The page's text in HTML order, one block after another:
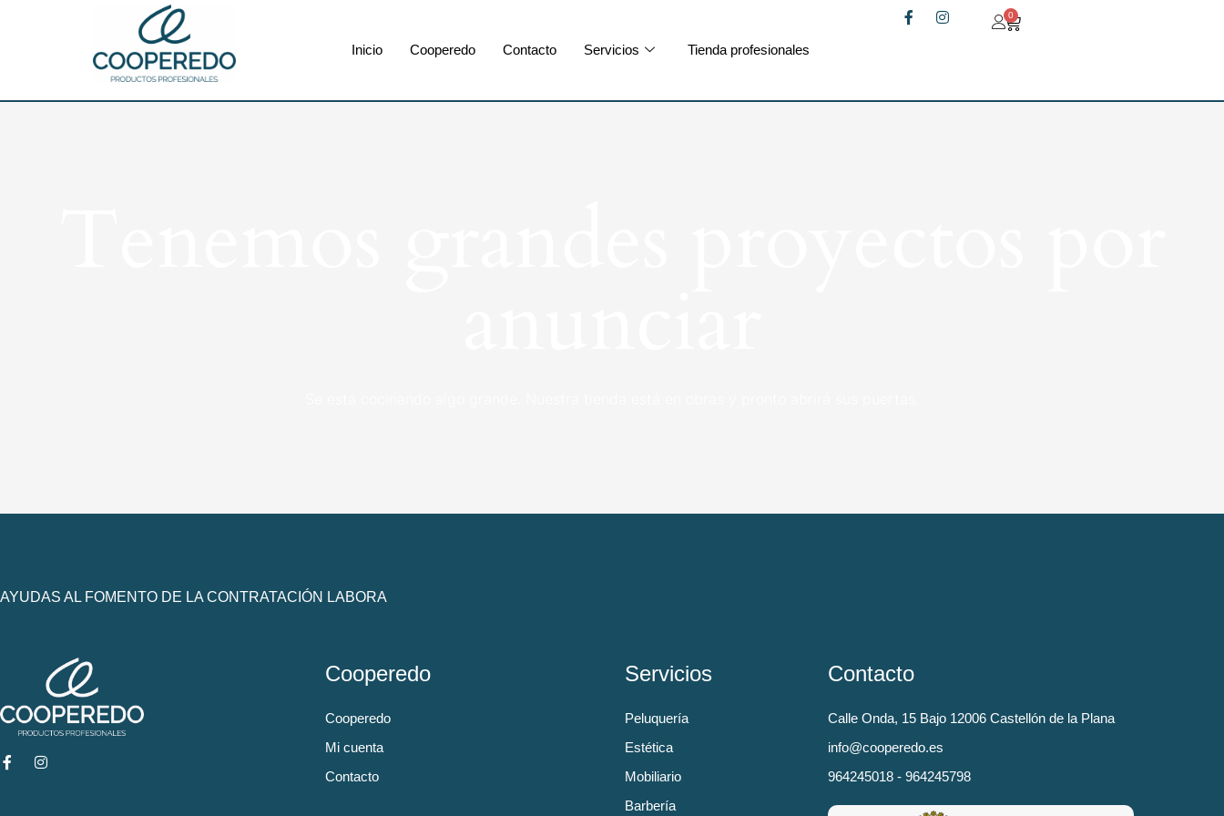
Inicio Cooperedo Contacto Servicios Tienda profesionales
0
AYUDAS AL FOMENTO DE LA CONTRATACIÓN LABORA
Cooperedo
Cooperedo
Mi cuenta
Contacto
Servicios
Peluquería
Estética
Mobiliario
Barbería
Contacto
Calle Onda, 15 Bajo 12006 Castellón de la Plana
info@cooperedo.es
964245018 - 964245798